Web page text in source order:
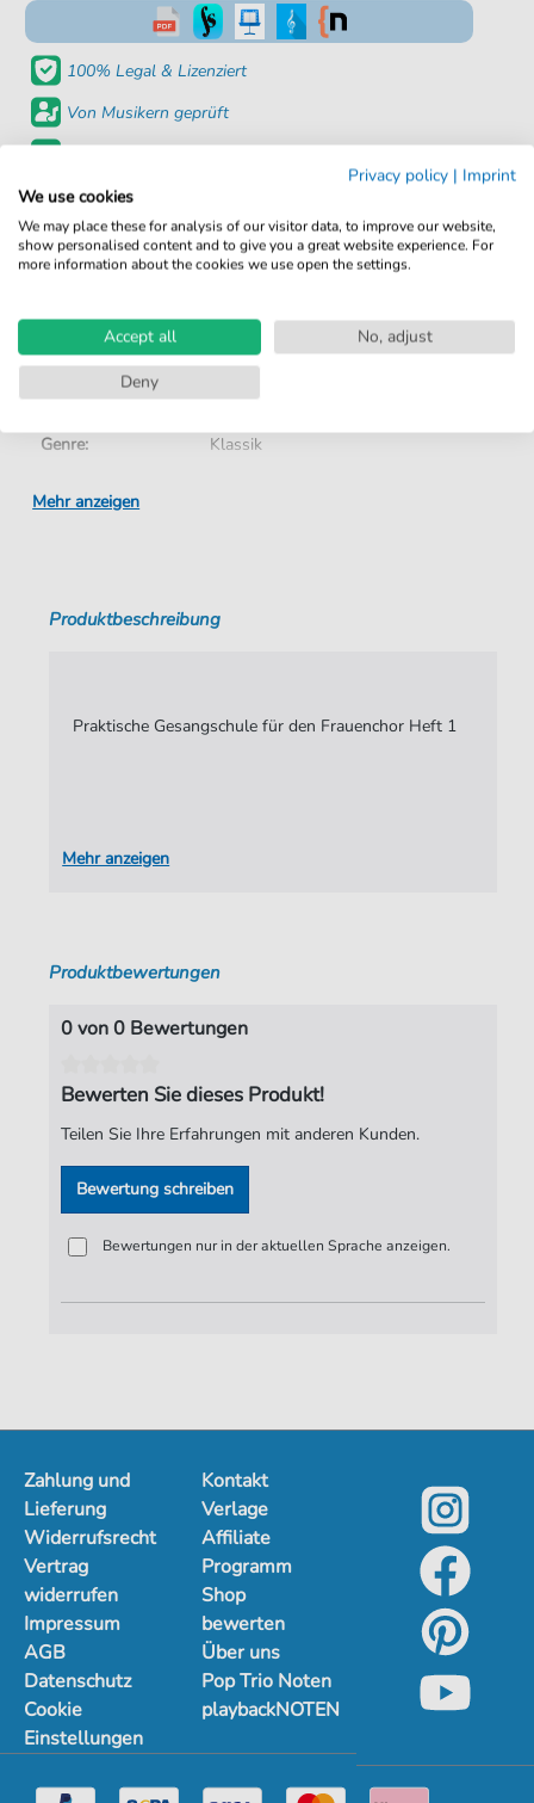
100% Legal & Lizenziert
Von Musikern geprüft
Sofortiger Download nach Kauf
Details
Arrangement:
Besetzungen mit Gesang
Instrumente:
Chor
Genre:
Klassik
Ära:
Tonart:
Es-Dur
Mehr anzeigen
Produktbeschreibung
Praktische Gesangschule für den Frauenchor Heft 1
Mehr anzeigen
Produktbewertungen
0 von 0 Bewertungen
Bewerten Sie dieses Produkt!
Teilen Sie Ihre Erfahrungen mit anderen Kunden.
Bewertung schreiben
Bewertungen nur in der aktuellen Sprache anzeigen.
Zahlung und
Lieferung
Widerrufsrecht
Vertrag
widerrufen
Impressum
AGB
Datenschutz
Cookie
Einstellungen
Kontakt
Verlage
Affiliate
Programm
Shop
bewerten
Über uns
Pop Trio Noten
playbackNOTEN
Privacy policy | Imprint
We use cookies
We may place these for analysis of our visitor data, to improve our website,
show personalised content and to give you a great website experience. For
more information about the cookies we use open the settings.
Accept all
No, adjust
Deny